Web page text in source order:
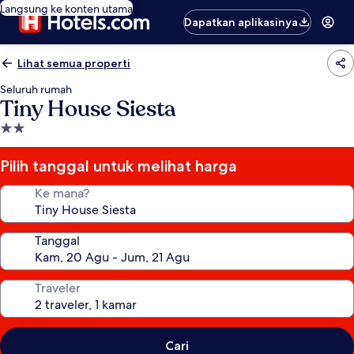
Langsung ke konten utama
Dapatkan aplikasinya
Lihat semua properti
Seluruh rumah
Tiny House Siesta
Properti
bintang
2.0
Pilih tanggal untuk melihat harga
Ke mana?
Tanggal
Traveler
Cari